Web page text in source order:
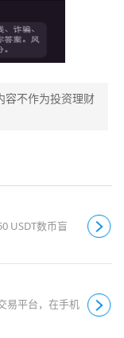
容不作为投资理财
USDT数币盲
易平台，在手机